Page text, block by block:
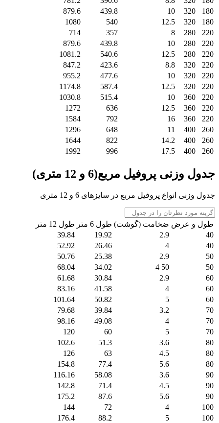
180
320
10
439.8
879.6
180
320
12.5
540
1080
220
280
8
357
714
220
280
10
439.8
879.6
220
280
12.5
540.6
1081.2
220
320
8.8
423.6
847.2
220
320
10
477.6
955.2
220
320
12.5
587.4
1174.8
220
360
10
515.4
1030.8
220
360
12.5
636
1272
220
360
16
792
1584
260
400
11
648
1296
260
400
14.2
822
1644
260
400
17.5
996
1992
جدول وزنی پروفیل مربع(6 و 12 متری)
جدول وزنی انواع پروفیل مربع در سایزهای 6 و 12 متری
طول و عرض ضخامت (گوشت) طول 6 متر
طول 12 متر
40
2.9
19.92
39.84
40
4
26.46
52.92
50
2.9
25.38
50.76
50
50 4
34.02
68.04
60
2.9
30.84
61.68
60
4
41.58
83.16
60
5
50.82
101.64
70
3.2
39.84
79.68
70
4
49.08
98.16
70
5
60
120
80
3.6
51.3
102.6
80
4.5
63
126
80
5.6
77.4
154.8
90
3.6
58.08
116.16
90
4.5
71.4
142.8
90
5.6
87.6
175.2
100
4
72
144
100
5
88.2
176.4